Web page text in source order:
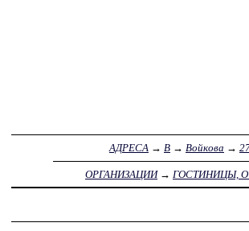
АДРЕСА → В → Войкова →
ОРГАНИЗАЦИИ→ ГОСТИНИЦЫ,